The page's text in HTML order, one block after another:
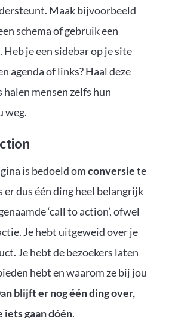
Maak bijvoorbeeld
schema of gebruik een
je een sidebar op je site
agenda of links? Haal deze
halen mensen zelfs hun
weg.
is bedoeld omconversiete
er dus één ding heel belangrijk
‘call to action’, ofwel
Je hebt uitgeweid over je
Je hebt de bezoekers laten
hebt en waarom ze bij jou
blijft er nog één ding over,
iets gaan dóén.